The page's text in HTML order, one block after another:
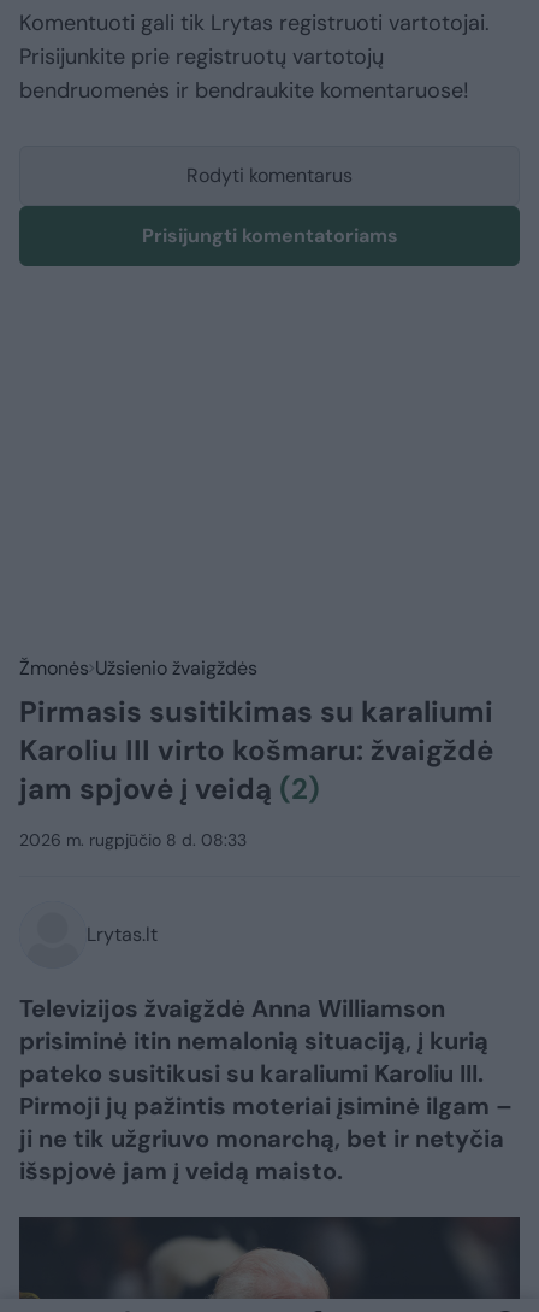
Komentuoti gali tik Lrytas registruoti vartotojai.
Prisijunkite prie registruotų vartotojų
bendruomenės ir bendraukite komentaruose!
Rodyti komentarus
Prisijungti komentatoriams
Žmonės Užsienio žvaigždės
Pirmasis susitikimas su karaliumi
Karoliu III virto košmaru: žvaigždė
jam spjovė į veidą (2)
2026 m. rugpjūčio 8 d. 08:33
Lrytas.lt
Televizijos žvaigždė Anna Williamson
prisiminė itin nemalonią situaciją, į kurią
pateko susitikusi su karaliumi Karoliu III.
Pirmoji jų pažintis moteriai įsiminė ilgam –
ji ne tik užgriuvo monarchą, bet ir netyčia
išspjovė jam į veidą maisto.